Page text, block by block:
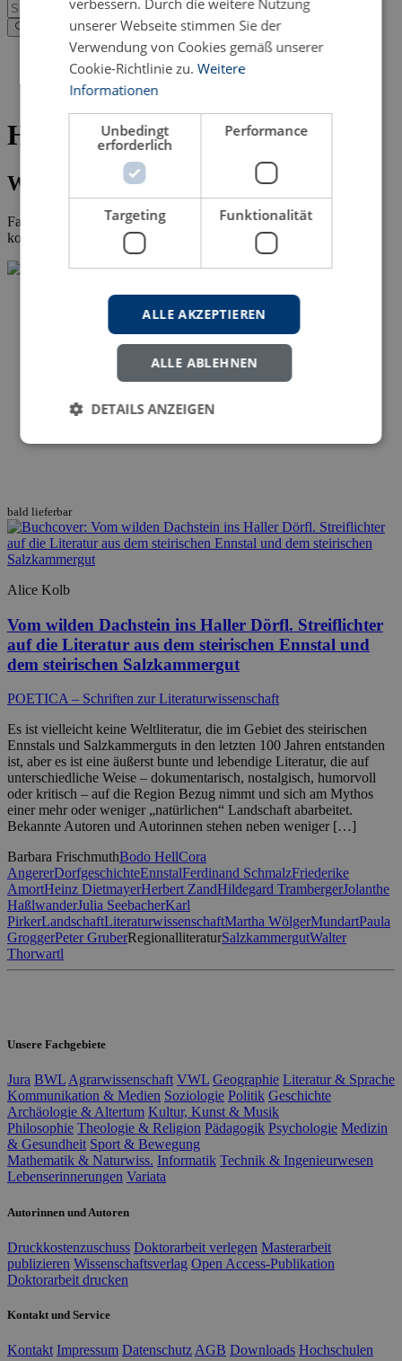
Verlagsprogramm
Literaturwissenschaft & Sprachwissenschaft
Literatur:Hildegard Tramberger
Hildegard Tramberger
Wissenschaftliche Fachliteratur
Falls bei Ihnen die Veröffentlichung derDissertationansteht,
kontaktieren Sie uns gern.
bald lieferbar
Alice Kolb
Vom wilden Dachstein ins Haller Dörfl. Streiflichter
auf die Literatur aus dem steirischen Ennstal und
dem steirischen Salzkammergut
POETICA – Schriften zur Literaturwissenschaft
Es ist vielleicht keine Weltliteratur, die im Gebiet des steirischen
Ennstals und Salzkammerguts in den letzten 100 Jahren entstanden
ist, aber es ist eine äußerst bunte und lebendige Literatur, die auf
unterschiedliche Weise – dokumentarisch, nostalgisch, humorvoll
oder kritisch – auf die Region Bezug nimmt und sich am Mythos
einer mehr oder weniger „natürlichen“ Landschaft abarbeitet.
Bekannte Autoren und Autorinnen stehen neben weniger […]
Barbara FrischmuthBodo HellCora
AngererDorfgeschichteEnnstalFerdinand SchmalzFriederike
AmortHeinz DietmayerHerbert ZandHildegard TrambergerJolanthe
HaßlwanderJulia SeebacherKarl
PirkerLandschaftLiteraturwissenschaftMartha WölgerMundartPaula
GroggerPeter GruberRegionalliteraturSalzkammergutWalter
Thorwartl
Unsere Fachgebiete
Jura BWL Agrarwissenschaft VWL Geographie Literatur & Sprache
Kommunikation & Medien Soziologie Politik Geschichte
Archäologie & Altertum Kultur, Kunst & Musik
Philosophie Theologie & Religion Pädagogik Psychologie Medizin
& Gesundheit Sport & Bewegung
Mathematik & Naturwiss. Informatik Technik & Ingenieurwesen
Lebenserinnerungen Variata
Autorinnen und Autoren
Druckkostenzuschuss Doktorarbeit verlegen Masterarbeit
publizieren Wissenschaftsverlag Open Access-Publikation
Doktorarbeit drucken
Kontakt und Service
Kontakt Impressum Datenschutz AGB Downloads Hochschulen
unserer Webseite stimmen Sie der
Verwendung von Cookies gemäß unserer
Cookie-Richtlinie zu. Weitere
Informationen
Unbedingt
erforderlich
Performance
Targeting Funktionalität
ALLE AKZEPTIEREN
ALLE ABLEHNEN
DETAILS ANZEIGEN